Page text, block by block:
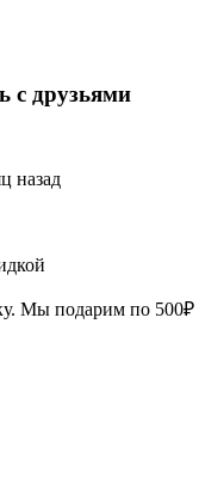
с друзьями
назад
Мы подарим по 500₽